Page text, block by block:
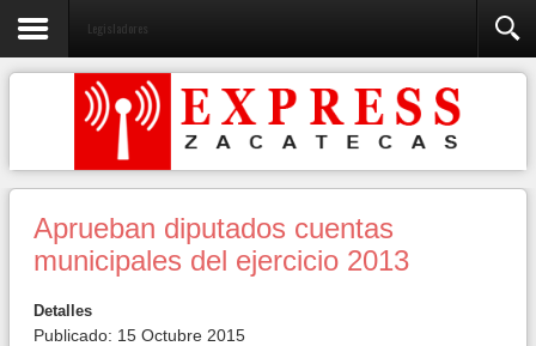
Legisladores
Aprueban diputados cuentas
municipales del ejercicio 2013
Detalles
Publicado: 15 Octubre 2015